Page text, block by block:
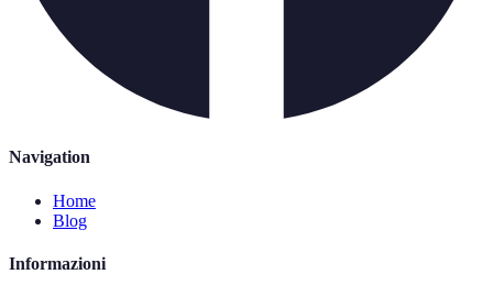
Navigation
Home
Blog
Informazioni